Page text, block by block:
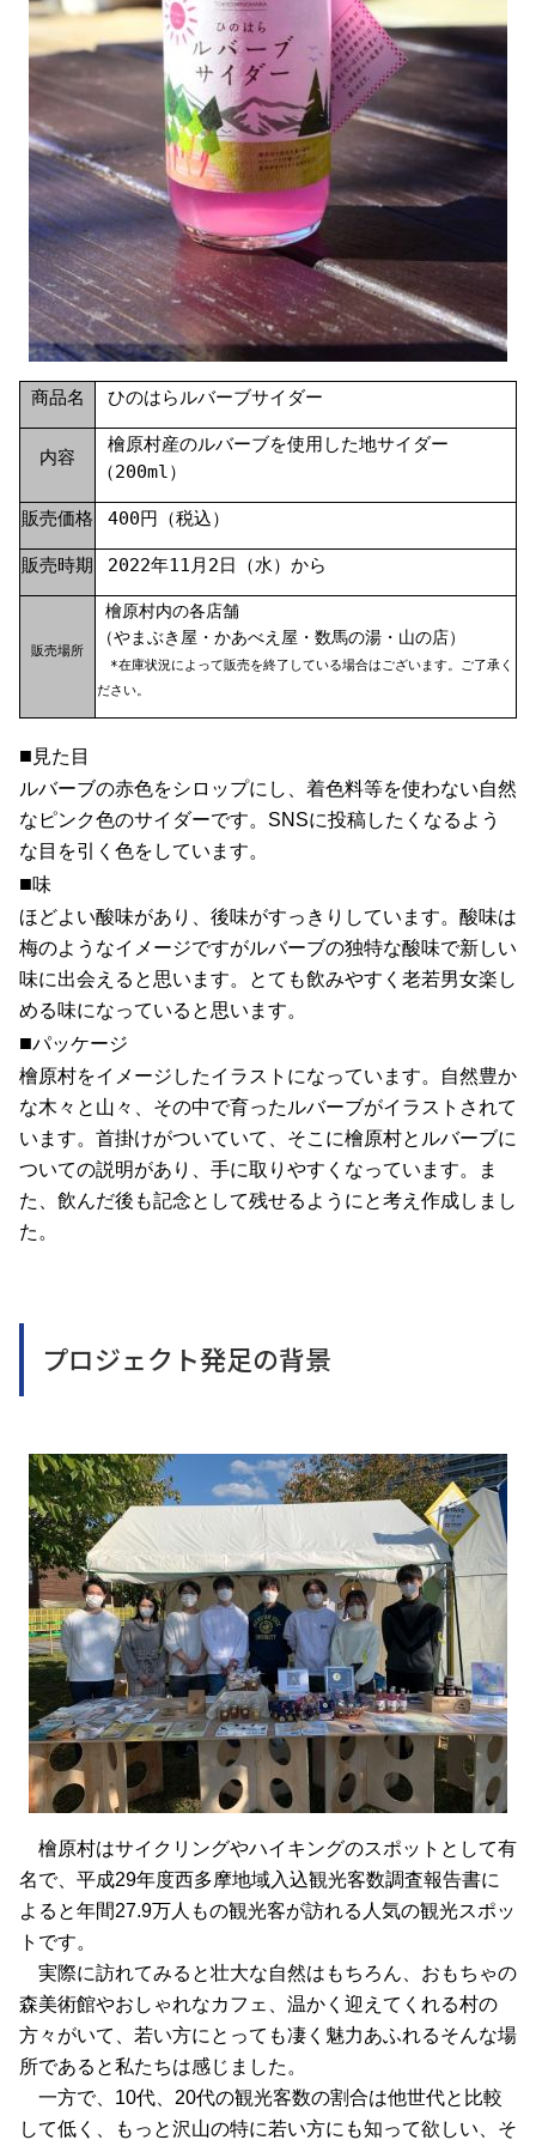
商品名 ひのはらルバーブサイダー
内容
檜原村産のルバーブを使用した地サイダー
（200ml）
販売価格 400円（税込）
販売時期 2022年11月2日（水）から
販売場所
檜原村内の各店舗
（やまぶき屋・かあべえ屋・数馬の湯・山の店）
*在庫状況によって販売を終了している場合はございます。ご了承く
ださい。
■ 見た目
ルバーブの赤色をシロップにし、着色料等を使わない自然
なピンク色のサイダーです。SNSに投稿したくなるよう
な目を引く色をしています。
■味
ほどよい酸味があり、後味がすっきりしています。酸味は
梅のようなイメージですがルバーブの独特な酸味で新しい
味に出会えると思います。とても飲みやすく老若男女楽し
める味になっていると思います。
■パッケージ
檜原村をイメージしたイラストになっています。自然豊か
な木々と山々、その中で育ったルバーブがイラストされて
います。首掛けがついていて、そこに檜原村とルバーブに
ついての説明があり、手に取りやすくなっています。ま
た、飲んだ後も記念として残せるようにと考え作成しまし
た。
プロジェクト発足の背景
檜原村はサイクリングやハイキングのスポットとして有
名で、平成29年度西多摩地域入込観光客数調査報告書に
よると年間27.9万人もの観光客が訪れる人気の観光スポッ
トです。
実際に訪れてみると壮大な自然はもちろん、おもちゃの
森美術館やおしゃれなカフェ、温かく迎えてくれる村の
方々がいて、若い方にとっても凄く魅力あふれるそんな場
所であると私たちは感じました。
一方で、10代、20代の観光客数の割合は他世代と比較
して低く、もっと沢山の特に若い方にも知って欲しい、そ